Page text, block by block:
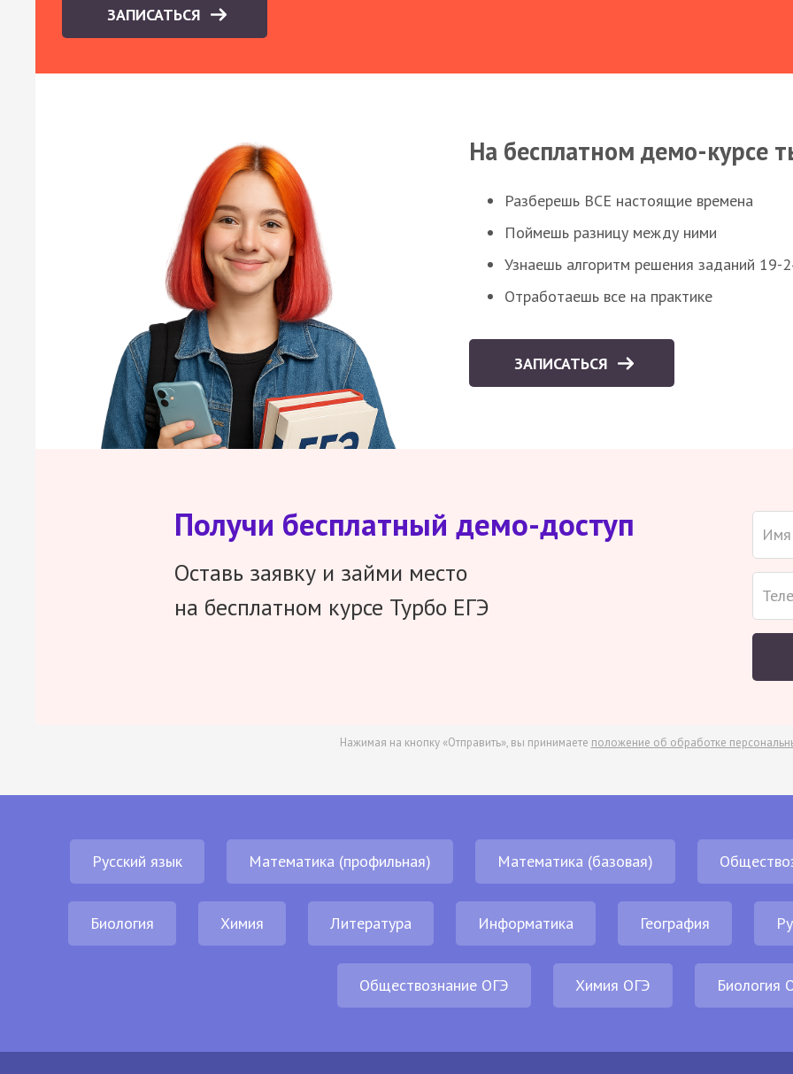
ЗАПИСАТЬСЯ
На бесплатном демо-курсе
Разберешь ВСЕ настоящие времена
Поймешь разницу между ними
Узнаешь алгоритм решения заданий 19-
Отработаешь все на практике
ЗАПИСАТЬСЯ
Получи бесплатный демо-доступ
Оставь заявку и займи место
на бесплатном курсе Турбо ЕГЭ
Нажимая на кнопку «Отправить», вы принимаете положение об обработке
Русский язык Математика (профильная) Математика (базовая)
Биология Химия Литература Информатика География
Обществознание ОГЭ Химия ОГЭ Биология